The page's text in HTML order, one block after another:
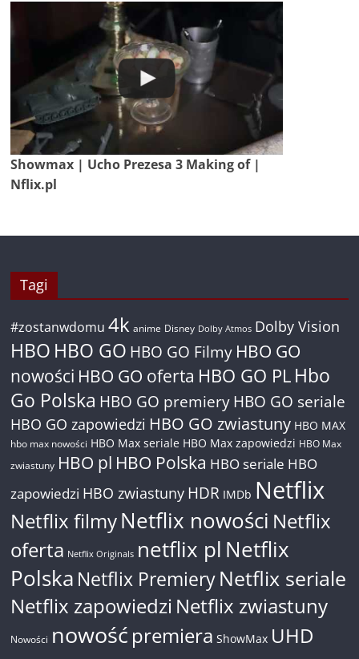
Showmax | Ucho Prezesa 3 Making of |
Nflix.pl
Tagi
#zostanwdomu 4k anime Disney Dolby Atmos Dolby Vision
HBO HBO GO HBO GO Filmy HBO GO
nowości HBO GO oferta HBO GO PL Hbo
Go Polska HBO GO premiery HBO GO seriale
HBO GO zapowiedzi HBO GO zwiastuny HBO MAX
hbo max nowości HBO Max seriale HBO Max zapowiedzi HBO Max
zwiastuny HBO pl HBO Polska HBO seriale HBO
zapowiedzi HBO zwiastuny HDR IMDb Netflix
Netflix filmyNetflix nowości Netflix
oferta Netflix Originals netflix pl Netflix
Polska Netflix PremieryNetflix seriale
Netflix zapowiedzi Netflix zwiastuny
Nowości nowość premiera ShowMax UHD